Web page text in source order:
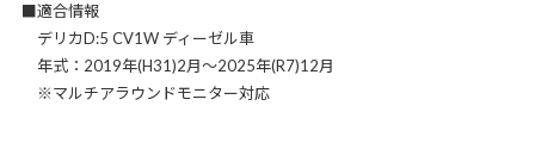
■適合情報
デリカD:5 CV1W ディーゼル車
年式：2019年(H31)2月～2025年(R7)12月
※マルチアラウンドモニター対応